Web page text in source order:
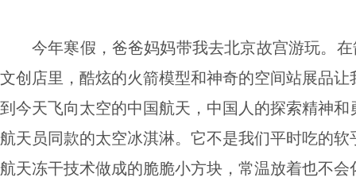
今年寒假，爸爸妈妈带我去北京故宫游玩。
文创店里，酷炫的火箭模型和神奇的空间站展品
到今天飞向太空的中国航天，中国人的探索精神
航天员同款的太空冰淇淋。它不是我们平时吃的
航天冻干技术做成的脆脆小方块，常温放着也不